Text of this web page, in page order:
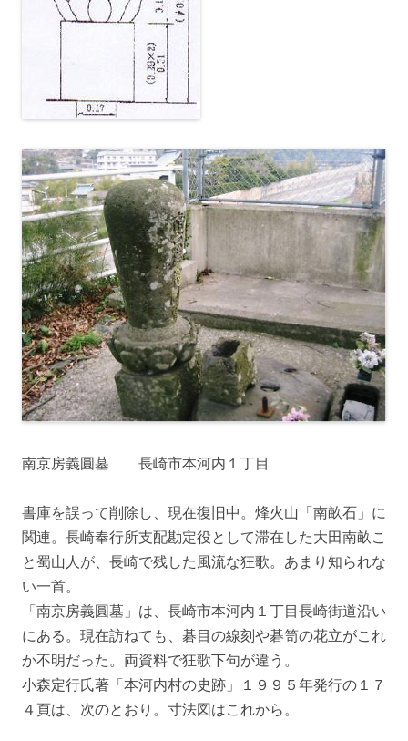
南京房義圓墓 長崎市本河内１丁目
書庫を誤って削除し、現在復旧中。烽火山「南畝石」に
関連。長崎奉行所支配勘定役として滞在した大田南畝こ
と蜀山人が、長崎で残した風流な狂歌。あまり知られな
い一首。
「南京房義圓墓」は、長崎市本河内１丁目長崎街道沿い
にある。現在訪ねても、碁目の線刻や碁笥の花立がこれ
か不明だった。両資料で狂歌下句が違う。
小森定行氏著「本河内村の史跡」１９９５年発行の１７
４頁は、次のとおり。寸法図はこれから。